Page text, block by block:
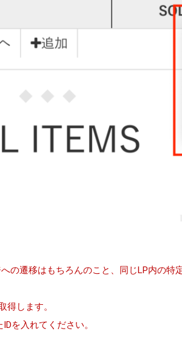
遷移はもちろんのこと、同じLP内の特
得します。
を入れてください。